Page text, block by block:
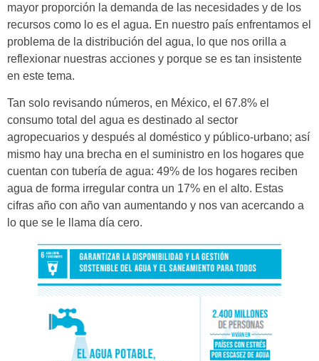
mayor proporción la demanda de las necesidades y de los
recursos como lo es el agua. En nuestro país enfrentamos el
problema de la distribución del agua, lo que nos orilla a
reflexionar nuestras acciones y porque se es tan insistente
en este tema.
Tan solo revisando números, en México, el 67.8% el
consumo total del agua es destinado al sector
agropecuarios y después al doméstico y público-urbano; así
mismo hay una brecha en el suministro en los hogares que
cuentan con tubería de agua: 49% de los hogares reciben
agua de forma irregular contra un 17% en el alto. Estas
cifras año con año van aumentando y nos van acercando a
lo que se le llama día cero.